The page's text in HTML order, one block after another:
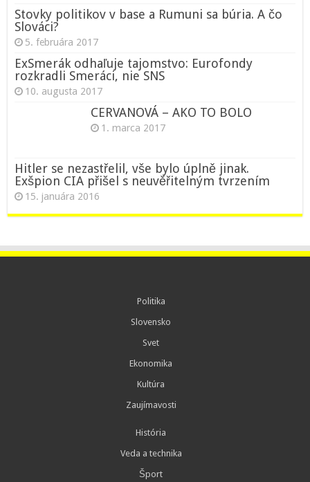
Stovky politikov v base a Rumuni sa búria. A čo
Slováci?
5. februára 2017
ExSmerák odhaľuje tajomstvo: Eurofondy
rozkradli Smeráci, nie SNS
10. augusta 2017
CERVANOVÁ – AKO TO BOLO
1. marca 2017
Hitler se nezastřelil, vše bylo úplně jinak.
Exšpion CIA přišel s neuvěřitelným tvrzením
15. januára 2016
Politika
Slovensko
Svet
Ekonomika
Kultúra
Zaujímavosti
História
Veda a technika
Šport